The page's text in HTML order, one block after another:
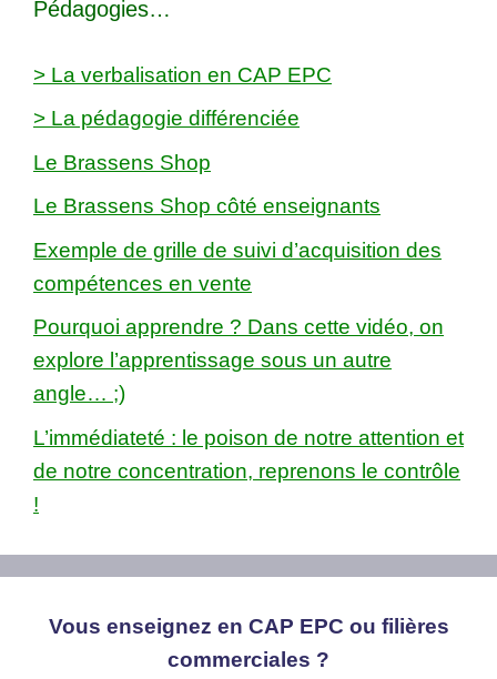
Pédagogies…
> La verbalisation en CAP EPC
> La pédagogie différenciée
Le Brassens Shop
Le Brassens Shop côté enseignants
Exemple de grille de suivi d’acquisition des
compétences en vente
Pourquoi apprendre ? Dans cette vidéo, on
explore l’apprentissage sous un autre
angle… ;)
L’immédiateté : le poison de notre attention et
de notre concentration, reprenons le contrôle
!
Vous enseignez en CAP EPC ou filières
commerciales ?